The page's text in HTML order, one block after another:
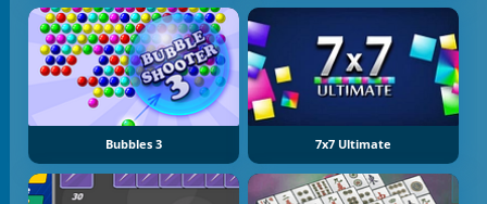
Bubbles 3 7x7 Ultimate